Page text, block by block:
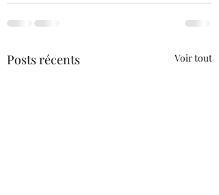
Posts récents Voir tout